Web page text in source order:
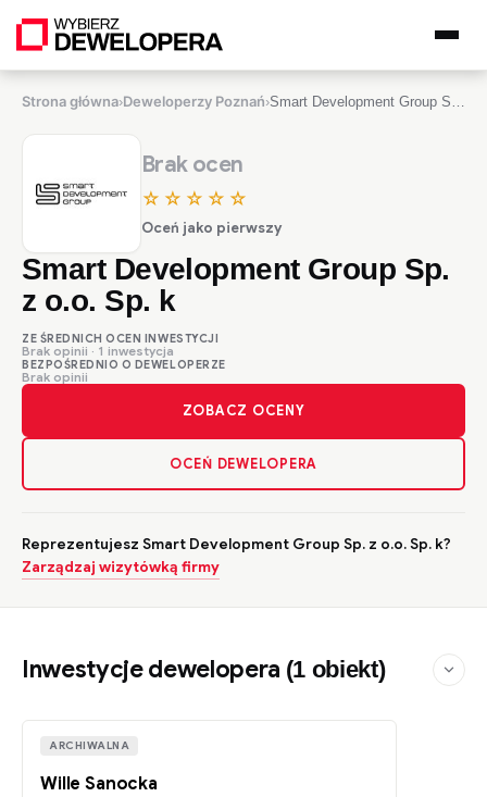
Strona główna›Deweloperzy Poznań›
Reprezentujesz Smart Development Group Sp. z o.o. Sp. k?
Zarządzaj wizytówką firmy
Brak ocen
☆☆☆☆☆
Oceń jako pierwszy
Smart Development Group Sp.
z o.o. Sp. k
ZE ŚREDNICH OCEN INWESTYCJI
Brak opinii · 1 inwestycja
BEZPOŚREDNIO O DEWELOPERZE
Brak opinii
ZOBACZ OCENY
OCEŃ DEWELOPERA
Inwestycje dewelopera (1 obiekt)
ARCHIWALNA
Wille Sanocka